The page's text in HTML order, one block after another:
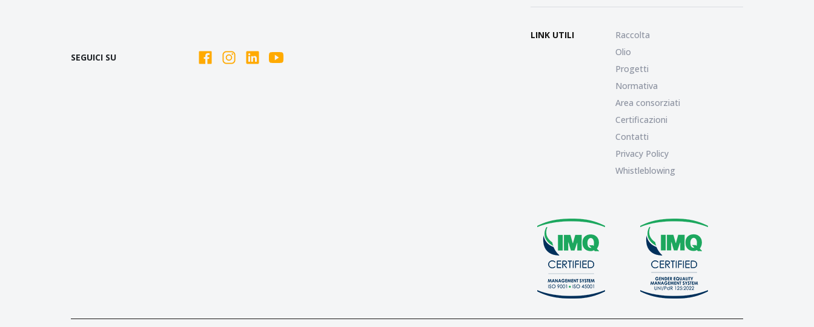
SEGUICI SU
LINK UTILI
Raccolta
Olio
Progetti
Normativa
Area consorziati
Certificazioni
Contatti
Privacy Policy
Whistleblowing